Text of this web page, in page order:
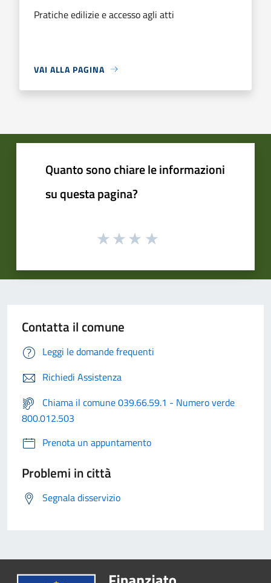
Pratiche edilizie e accesso agli atti
VAI ALLA PAGINA
Quanto sono chiare le informazioni
su questa pagina?
Contatta il comune
Leggi le domande frequenti
Richiedi Assistenza
Chiama il comune 039.66.59.1 - Numero verde
800.012.503
Prenota un appuntamento
Problemi in città
Segnala disservizio